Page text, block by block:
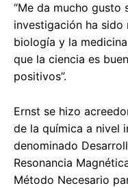
“Me da mucho gusto
investigación ha sido
biología y la
que la ciencia es
positivos”.
Ernst se hizo
de la química a nivel
denominado
Resonancia
Método Necesario